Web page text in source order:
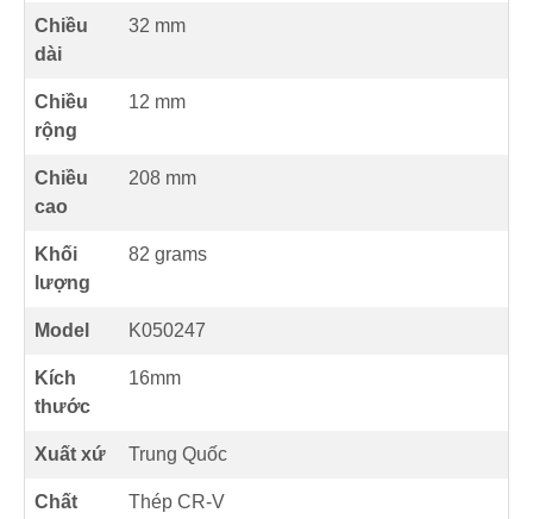
Chiều
dài
32 mm
Chiều
rộng
12 mm
Chiều
cao
208 mm
Khối
lượng
82 grams
Model K050247
Kích
thước
16mm
Xuất xứ Trung Quốc
Chất
Thép CR-V